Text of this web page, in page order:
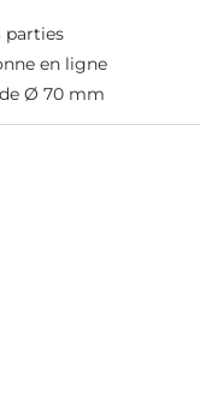
parties
en ligne
Ø 70 mm